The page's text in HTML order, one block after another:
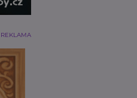
REKLAMA